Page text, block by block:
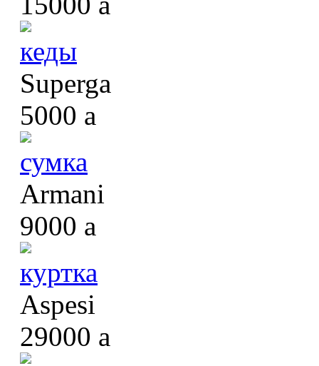
кеды
Superga
5000 a
сумка
Armani
9000 a
куртка
Aspesi
29000 a